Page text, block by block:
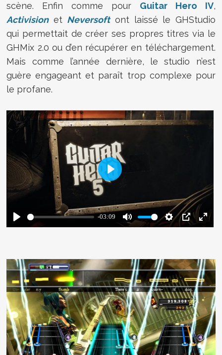
scène. Enfin comme pour Guitar Hero IV,
Activisionet Neversoftont laissé le GHStudio
qui permettait de créer ses propres titres via le
GHMix 2.0 ou d’en récupérer en téléchargement.
Mais comme l’année dernière, le studio n’est
guère engageant et paraît trop complexe pour
le profane.